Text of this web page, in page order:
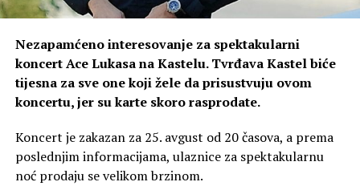
Nezapamćeno interesovanje za spektakularni
koncert Ace Lukasa na Kastelu. Tvrđava Kastel biće
tijesna za sve one koji žele da prisustvuju ovom
koncertu, jer su karte skoro rasprodate.
Koncert je zakazan za 25. avgust od 20 časova, a prema
poslednjim informacijama, ulaznice za spektakularnu
noć prodaju se velikom brzinom.